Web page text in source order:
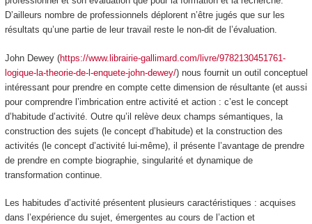
D’ailleurs nombre de professionnels déplorent n’être jugés que sur les
résultats qu’une partie de leur travail reste le non-dit de l’évaluation.
John Dewey (https://www.librairie-gallimard.com/livre/9782130451761-
logique-la-theorie-de-l-enquete-john-dewey/) nous fournit un outil conceptuel
intéressant pour prendre en compte cette dimension de résultante (et aussi
pour comprendre l’imbrication entre activité et action : c’est le concept
d’habitude d’activité. Outre qu’il relève deux champs sémantiques, la
construction des sujets (le concept d’habitude) et la construction des
activités (le concept d’activité lui-même), il présente l’avantage de prendre
de prendre en compte biographie, singularité et dynamique de
transformation continue.
Les habitudes d’activité présentent plusieurs caractéristiques : acquises
dans l’expérience du sujet, émergentes au cours de l’action et